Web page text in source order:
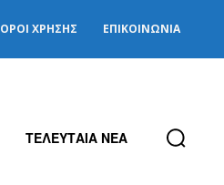
ΌΡΟΙ ΧΡΉΣΗΣ ΕΠΙΚΟΙΝΩΝΊΑ
ΤΕΛΕΥΤΑΙΑ ΝΕΑ